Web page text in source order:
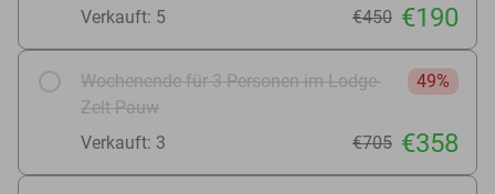
Verkauft: 5 €450 €190
Wochenende für 3 Personen im Lodge-
Zelt Pauw
49%
Verkauft: 3 €705 €358